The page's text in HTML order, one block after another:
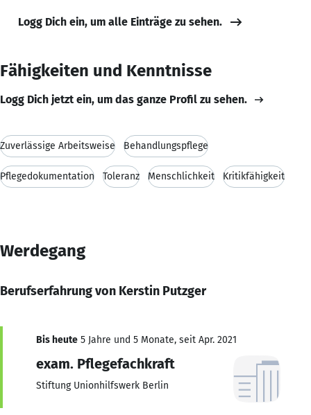
Logg Dich ein, um alle Einträge zu sehen.
Fähigkeiten und Kenntnisse
Logg Dich jetzt ein, um das ganze Profil zu sehen.
Zuverlässige Arbeitsweise Behandlungspflege
Pflegedokumentation Toleranz Menschlichkeit Kritikfähigkeit
Werdegang
Berufserfahrung von Kerstin Putzger
Bis heute 5 Jahre und 5 Monate, seit Apr. 2021
exam. Pflegefachkraft
Stiftung Unionhilfswerk Berlin